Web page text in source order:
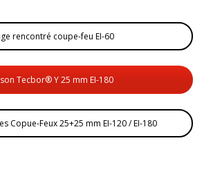
rencontré coupe-feu EI-60
Tecbor® Y 25 mm EI-180
Copue-Feux 25+25 mm EI-120 / EI-180